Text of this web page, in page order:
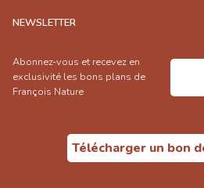
NEWSLETTER
Abonnez-vous et recevez en
exclusivité les bons plans de
François Nature
Télécharger un bon